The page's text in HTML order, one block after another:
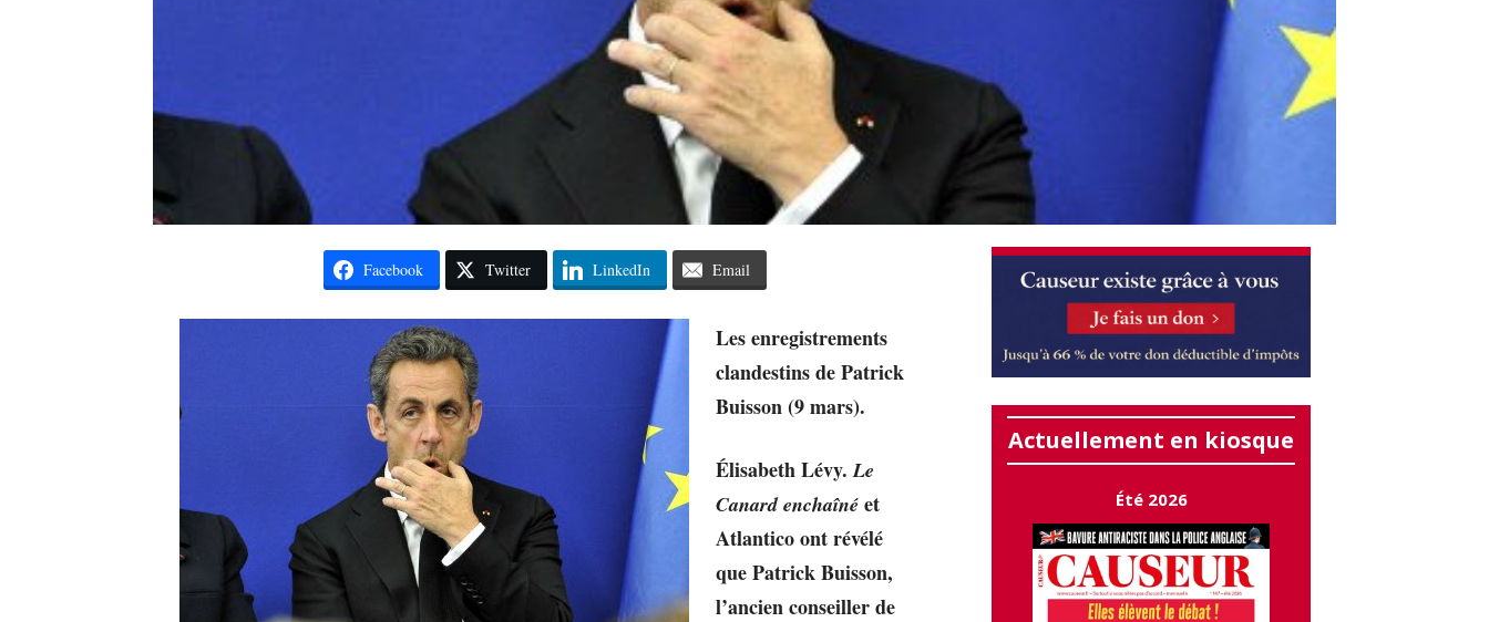
Facebook Twitter LinkedIn Email
Les enregistrements
clandestins de Patrick
Buisson (9 mars).
Élisabeth Lévy.Le
Canard enchaîné et
Atlantico ont révélé
que Patrick Buisson,
l’ancien conseiller de
Actuellement en kiosque
Été 2026